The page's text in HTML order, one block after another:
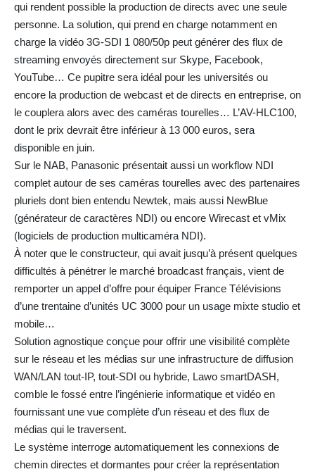
qui rendent possible la production de directs avec une seule
personne. La solution, qui prend en charge notamment en
charge la vidéo 3G-SDI 1 080/50p peut générer des flux de
streaming envoyés directement sur Skype, Facebook,
YouTube… Ce pupitre sera idéal pour les universités ou
encore la production de webcast et de directs en entreprise, on
le couplera alors avec des caméras tourelles… L’AV-HLC100,
dont le prix devrait être inférieur à 13 000 euros, sera
disponible en juin.
Sur le NAB, Panasonic présentait aussi un workflow NDI
complet autour de ses caméras tourelles avec des partenaires
pluriels dont bien entendu Newtek, mais aussi NewBlue
(générateur de caractères NDI) ou encore Wirecast et vMix
(logiciels de production multicaméra NDI).
À noter que le constructeur, qui avait jusqu’à présent quelques
difficultés à pénétrer le marché broadcast français, vient de
remporter un appel d’offre pour équiper France Télévisions
d’une trentaine d’unités UC 3000 pour un usage mixte studio et
mobile…
Solution agnostique conçue pour offrir une visibilité complète
sur le réseau et les médias sur une infrastructure de diffusion
WAN/LAN tout-IP, tout-SDI ou hybride, Lawo smartDASH,
comble le fossé entre l’ingénierie informatique et vidéo en
fournissant une vue complète d’un réseau et des flux de
médias qui le traversent.
Le système interroge automatiquement les connexions de
chemin directes et dormantes pour créer la représentation